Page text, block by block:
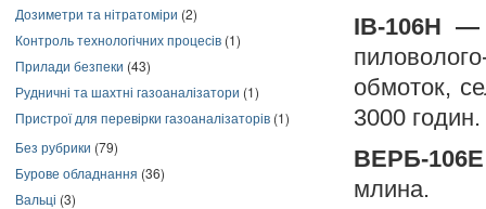
Дозиметри та нітратоміри (2)
Контроль технологічних процесів (1)
Прилади безпеки (43)
Рудничні та шахтні газоаналізатори (1)
Пристрої для перевірки газоаналізаторів (1)
Без рубрики (79)
Бурове обладнання (36)
Вальці (3)
ІВ-106Н —
обмоток,
3000 годин.
ВЕРБ-106Е
млина.